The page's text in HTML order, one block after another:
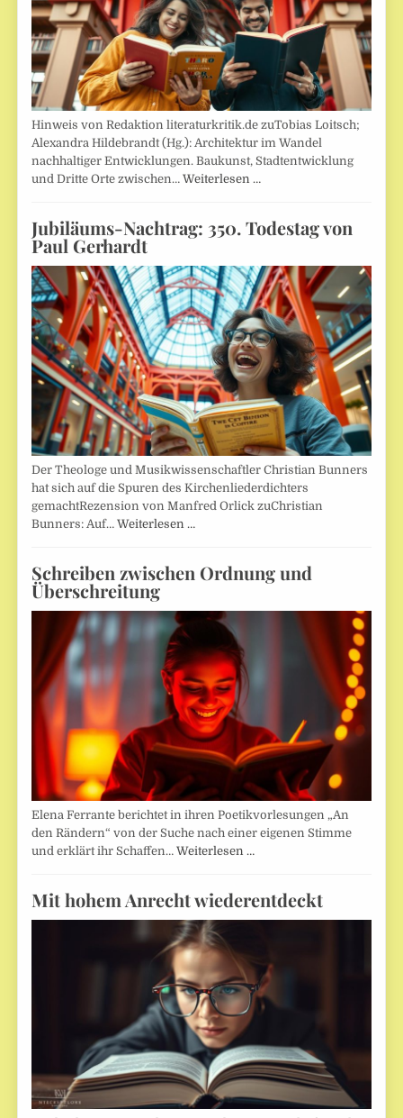
Hinweis von Redaktion literaturkritik.de zuTobias Loitsch;
Alexandra Hildebrandt (Hg.): Architektur im Wandel
nachhaltiger Entwicklungen. Baukunst, Stadtentwicklung
und Dritte Orte zwischen…Weiterlesen …
Jubiläums-Nachtrag: 350. Todestag von
Paul Gerhardt
Der Theologe und Musikwissenschaftler Christian Bunners
hat sich auf die Spuren des Kirchenliederdichters
gemachtRezension von Manfred Orlick zuChristian
Bunners: Auf…Weiterlesen …
Schreiben zwischen Ordnung und
Überschreitung
Elena Ferrante berichtet in ihren Poetikvorlesungen „An
den Rändern“ von der Suche nach einer eigenen Stimme
und erklärt ihr Schaffen…Weiterlesen …
Mit hohem Anrecht wiederentdeckt